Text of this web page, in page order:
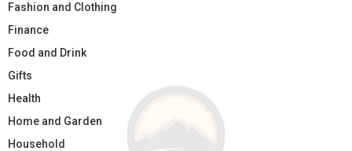
Fashion and Clothing
Finance
Food and Drink
Gifts
Health
Home and Garden
Household